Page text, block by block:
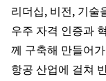
리더십, 비전, 기
우주 자격 인증과
께 구축해 만들어
항공 산업에 걸쳐